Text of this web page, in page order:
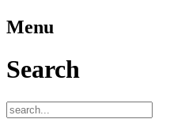
Menu
Search